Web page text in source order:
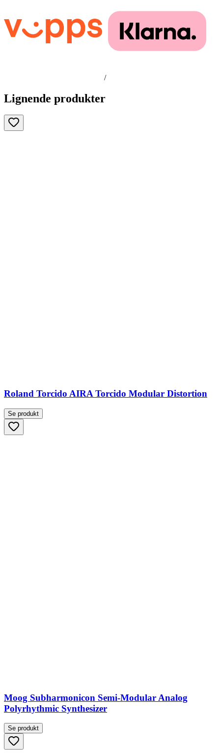
/
Lignende produkter
Roland Torcido AIRA Torcido Modular Distortion
Se produkt
Moog Subharmonicon Semi-Modular Analog
Polyrhythmic Synthesizer
Se produkt